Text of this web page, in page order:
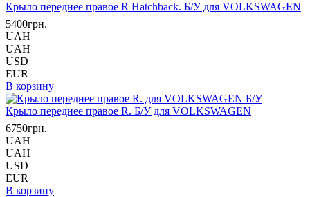
Крыло переднее правое R Hatchback. Б/У для VOLKSWAGEN
5400грн.
UAH
UAH
USD
EUR
В корзину
Крыло переднее правое R. Б/У для VOLKSWAGEN
6750грн.
UAH
UAH
USD
EUR
В корзину